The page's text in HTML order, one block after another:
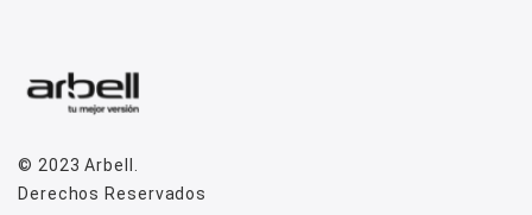
© 2023Arbell
Derechos Reservados